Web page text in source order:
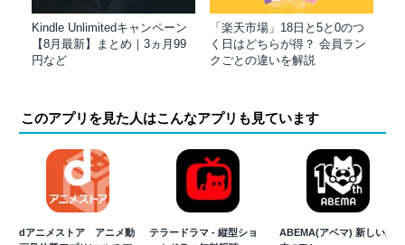
Kindle Unlimitedキャンペーン
【8月最新】まとめ｜3ヵ月99
円など
「楽天市場」18日と5と0のつ
く日はどちらが得？ 会員ラン
クごとの違いを解説
このアプリを見た人はこんなアプリも見ています
dアニメストア アニメ動
テラードラマ - 縦型ショ
ABEMA(アベマ) 新しい未